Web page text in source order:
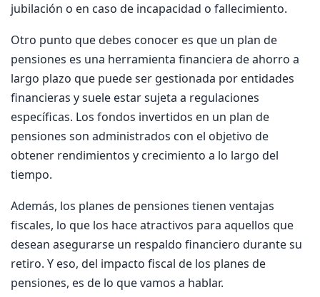
jubilación o en caso de incapacidad o fallecimiento.
Otro punto que debes conocer es que un plan de
pensiones es una herramienta financiera de ahorro a
largo plazo que puede ser gestionada por entidades
financieras y suele estar sujeta a regulaciones
específicas. Los fondos invertidos en un plan de
pensiones son administrados con el objetivo de
obtener rendimientos y crecimiento a lo largo del
tiempo.
Además, los planes de pensiones tienen ventajas
fiscales, lo que los hace atractivos para aquellos que
desean asegurarse un respaldo financiero durante su
retiro. Y eso, del impacto fiscal de los planes de
pensiones, es de lo que vamos a hablar.